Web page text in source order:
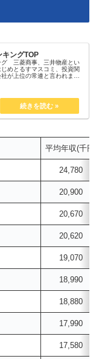
ングTOP
グ 三菱商事、三井物産とい
めとるすマスコミ、投資関
が上位の常連と言われます
平均年収(千円)
24,780
20,900
20,670
20,620
19,070
18,990
18,880
17,990
17,580